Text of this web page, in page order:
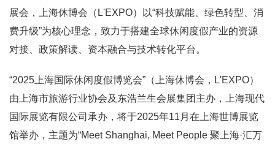
展会，上海休博会（L'EXPO）以“科技赋能、绿色转型、消
费升级”为核心理念，致力于搭建全球休闲度假产业的资源
对接、政策解读、资本融合与技术转化平台。
“2025上海国际休闲度假博览会”（上海休博会，L'EXPO）
由上海市旅游行业协会及东浩兰生会展集团主办，上海现代
国际展览有限公司承办，将于2025年11月在上海世博展览
馆举办，主题为“Meet Shanghai, Meet People 聚上海·汇万